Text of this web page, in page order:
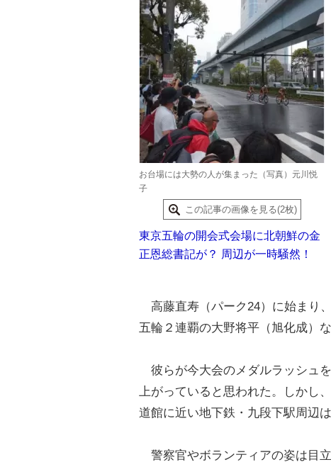
お台場には大勢の人が集まった（写真）元川悦
子
この記事の画像を見る(2枚)
東京五輪の開会式会場に北朝鮮の金
正恩総書記が？ 周辺が一時騒然！
高藤直寿（パーク24）に始まり、
五輪２連覇の大野将平（旭化成）
彼らが今大会のメダルラッシュ
上がっていると思われた。しかし
道館に近い地下鉄・九段下駅周辺
警察官やボランティアの姿は目